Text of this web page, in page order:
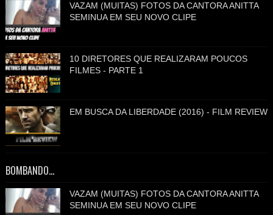
VAZAM (MUITAS) FOTOS DA CANTORA ANITTA
SEMINUA EM SEU NOVO CLIPE
10 DIRETORES QUE REALIZARAM POUCOS
FILMES - PARTE 1
EM BUSCA DA LIBERDADE (2016) - FILM REVIEW
BOMBANDO...
VAZAM (MUITAS) FOTOS DA CANTORA ANITTA
SEMINUA EM SEU NOVO CLIPE